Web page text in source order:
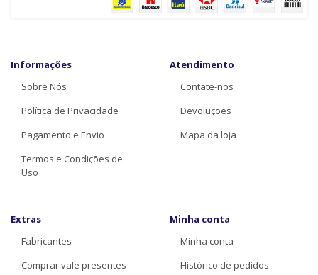
Informações
Sobre Nós
Política de Privacidade
Pagamento e Envio
Termos e Condições de
Uso
Atendimento
Contate-nos
Devoluções
Mapa da loja
Extras
Fabricantes
Comprar vale presentes
Minha conta
Minha conta
Histórico de pedidos